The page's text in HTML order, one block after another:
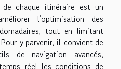
chaque itinéraire est un
l’optimisation des
tout en limitant
y parvenir, il convient de
de navigation avancés,
réel les conditions de